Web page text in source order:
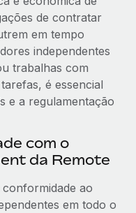
de contratar
em tempo
independentes
trabalhas com
é essencial
e a regulamentação
com o
da Remote
ao
em todo o